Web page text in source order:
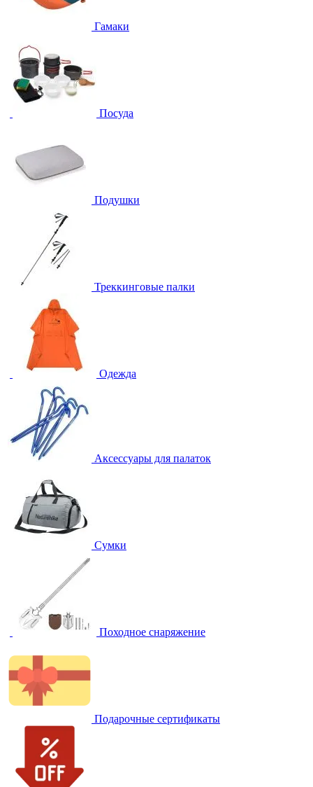
Гамаки
Посуда
Подушки
Треккинговые палки
Одежда
Аксессуары для палаток
Сумки
Походное снаряжение
Подарочные сертификаты